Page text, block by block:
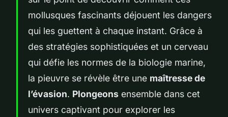
mollusques fascinants déjouent les dangers
qui les guettent à chaque instant. Grâce à
des stratégies sophistiquées et un cerveau
qui défie les normes de la biologie marine,
la pieuvre se révèle être une maîtresse de
l’évasion. Plongeons ensemble dans cet
univers captivant pour explorer les